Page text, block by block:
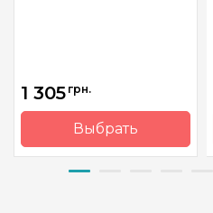
1 305 грн.
Выбрать
Бренд
Барвиста